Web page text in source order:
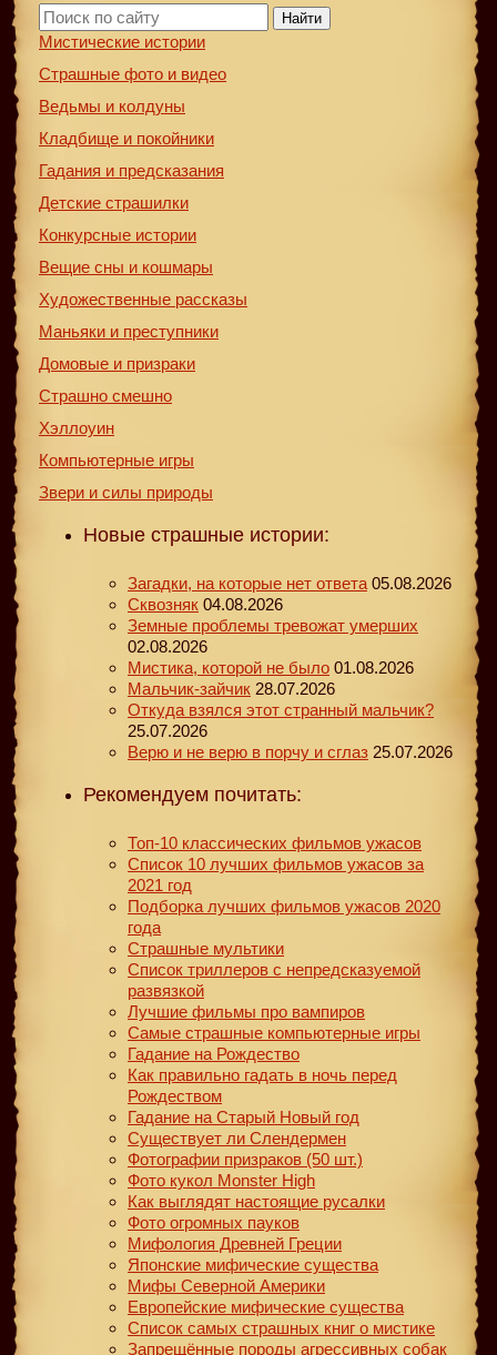
Найти
Мистические истории
Страшные фото и видео
Ведьмы и колдуны
Кладбище и покойники
Гадания и предсказания
Детские страшилки
Конкурсные истории
Вещие сны и кошмары
Художественные рассказы
Маньяки и преступники
Домовые и призраки
Страшно смешно
Хэллоуин
Компьютерные игры
Звери и силы природы
Новые страшные истории:
Загадки, на которые нет ответа 05.08.2026
Сквозняк 04.08.2026
Земные проблемы тревожат умерших
02.08.2026
Мистика, которой не было 01.08.2026
Мальчик-зайчик 28.07.2026
Откуда взялся этот странный мальчик?
25.07.2026
Верю и не верю в порчу и сглаз 25.07.2026
Рекомендуем почитать:
Топ-10 классических фильмов ужасов
Список 10 лучших фильмов ужасов за
2021 год
Подборка лучших фильмов ужасов 2020
года
Страшные мультики
Список триллеров с непредсказуемой
развязкой
Лучшие фильмы про вампиров
Самые страшные компьютерные игры
Гадание на Рождество
Как правильно гадать в ночь перед
Рождеством
Гадание на Старый Новый год
Существует ли Слендермен
Фотографии призраков (50 шт.)
Фото кукол Monster High
Как выглядят настоящие русалки
Фото огромных пауков
Мифология Древней Греции
Японские мифические существа
Мифы Северной Америки
Европейские мифические существа
Список самых страшных книг о мистике
Запрещённые породы агрессивных собак